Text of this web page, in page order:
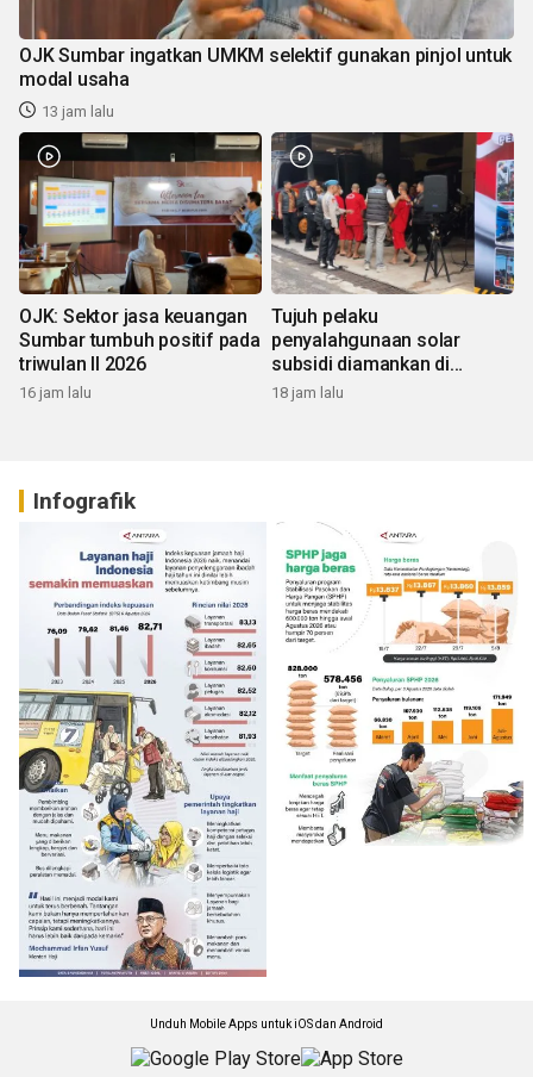
OJK Sumbar ingatkan UMKM selektif gunakan pinjol untuk
modal usaha
13 jam lalu
OJK: Sektor jasa keuangan
Sumbar tumbuh positif pada
triwulan II 2026
16 jam lalu
Tujuh pelaku
penyalahgunaan solar
subsidi diamankan di
Sumbar
18 jam lalu
Infografik
Unduh Mobile Apps untuk iOS dan Android